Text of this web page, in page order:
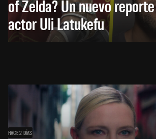
of Zelda? Un nuevo
actor Uli Latukefu
HACE 2 DÍAS